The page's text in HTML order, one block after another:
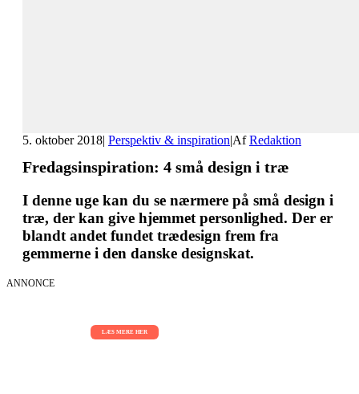
5. oktober 2018| Perspektiv & inspiration|AfRedaktion
Fredagsinspiration: 4 små design i træ
I denne uge kan du se nærmere på små design i
træ, der kan give hjemmet personlighed. Der er
blandt andet fundet trædesign frem fra
gemmerne i den danske designskat.
ANNONCE
LÆS MERE HER